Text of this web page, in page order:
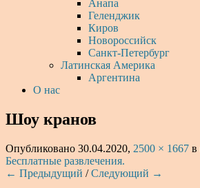
Анапа
Геленджик
Киров
Новороссийск
Санкт-Петербург
Латинская Америка
Аргентина
О нас
Шоу кранов
Опубликовано 30.04.2020, 2500 × 1667 в
Бесплатные развлечения.
← Предыдущий /Следующий →